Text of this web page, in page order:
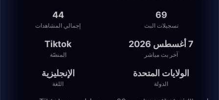
69
تسجيلات البث
44
إجمالي المشاهدات
7 أغسطس 2026
آخر بث مباشر
Tiktok
المنصّة
الولايات المتحدة
الدولة
الإنجليزية
اللغة